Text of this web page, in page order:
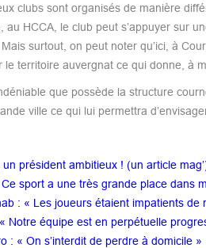
clubs sont organisés de manière
au HCCA, le club peut s’appuyer sur
surtout, on peut noter qu’ici, à
le territoire auvergnat ce qui donne, à
que possède la structure
ville ce qui lui permettra
président ambitieux ! (un article
sport a une très grande place dans
: « Les joueurs étaient impatients de
Notre équipe est en perpétuelle
: « On s’interdit de perdre à domicile »